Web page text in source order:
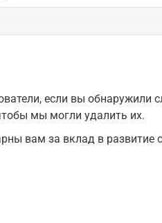
если вы обнаружили
мы могли удалить их.
вам за вклад в развитие